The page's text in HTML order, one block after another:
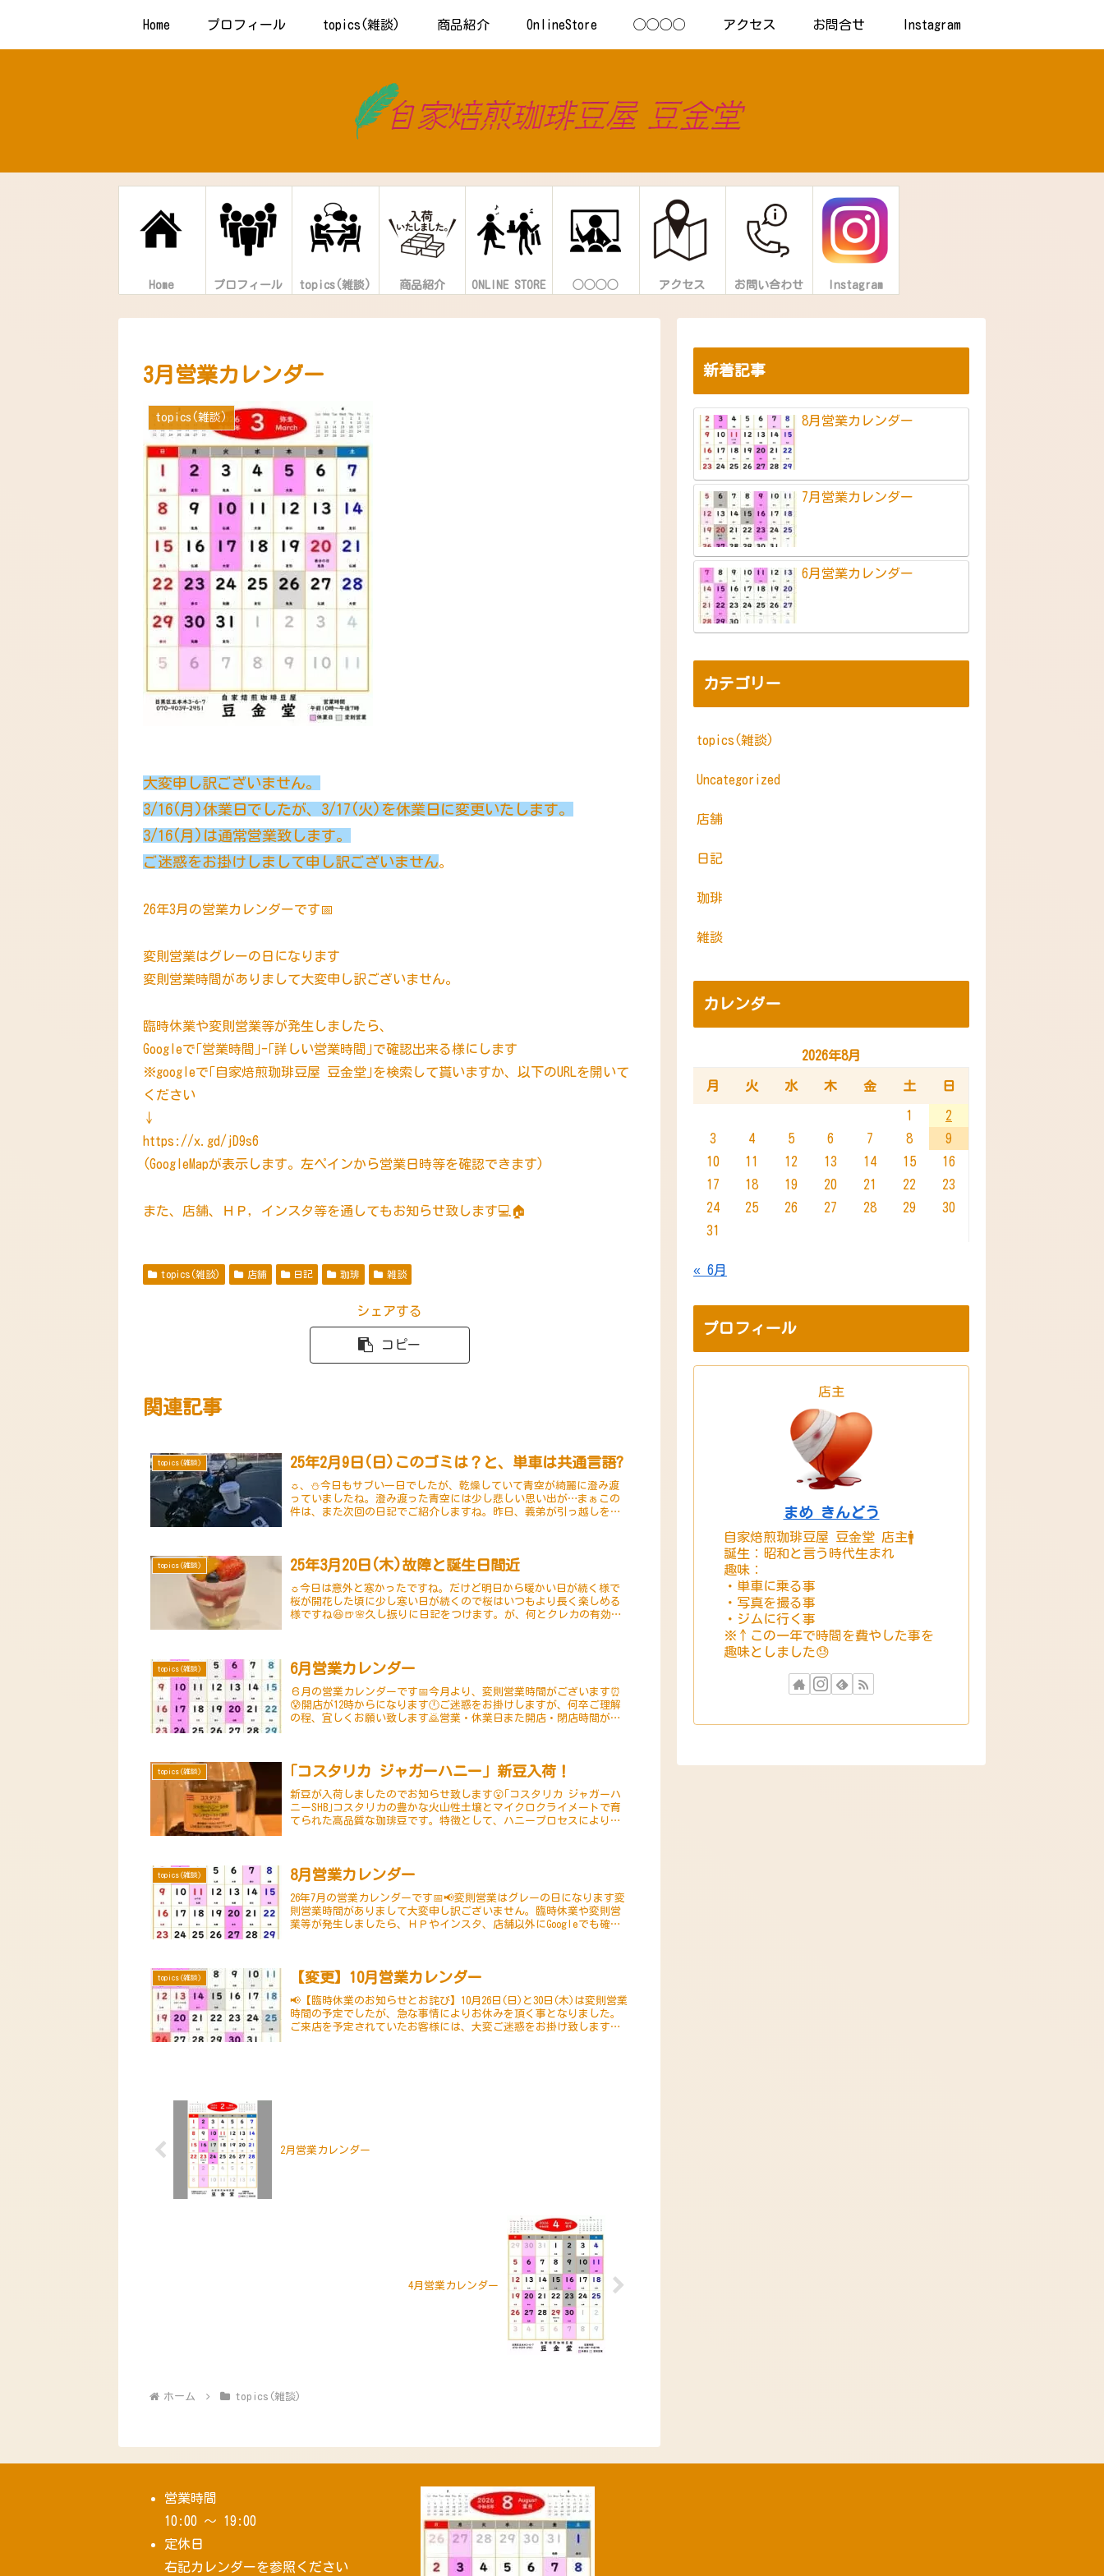
Home プロフィール topics(雑談) 商品紹介 OnlineStore ◯◯◯◯ アクセス お問合せ Instagram
Home プロフィール topics(雑談) 商品紹介 ONLINE STORE ◯◯◯◯ アクセス お問い合わせ Instagram
3月営業カレンダー
topics(雑談)
大変申し訳ございません。
3/16(月)休業日でしたが、3/17(火)を休業日に変更いたします。
3/16(月)は通常営業致します。
ご迷惑をお掛けしまして申し訳ございません。
26年3月の営業カレンダーです📅
変則営業はグレーの日になります
変則営業時間がありまして大変申し訳ございません。
臨時休業や変則営業等が発生しましたら、
Googleで｢営業時間｣-｢詳しい営業時間｣で確認出来る様にします
※googleで｢自家焙煎珈琲豆屋 豆金堂｣を検索して貰いますか、以下のURLを開いて
ください
↓
https://x.gd/jD9s6
(GoogleMapが表示します。左ペインから営業日時等を確認できます)
また、店舗、ＨＰ，インスタ等を通してもお知らせ致します💻🏠
topics(雑談) 店舗 日記 珈琲 雑談
シェアする
コピー
関連記事
topics(雑談) 25年2月9日(日)このゴミは？と、単車は共通言語?
☼、⛄今日もサブい一日でしたが、乾燥していて青空が綺麗に澄み渡
っていましたね。澄み渡った青空には少し悲しい思い出が…まぁこの
件は、また次回の日記でご紹介しますね。昨日、義弟が引っ越しをし
topics(雑談) 25年3月20日(木)故障と誕生日間近
☼今日は意外と寒かったですね。だけど明日から暖かい日が続く様で
桜が開花した頃に少し寒い日が続くので桜はいつもより長く楽しめる
様ですね😆🍺🌸久し振りに日記をつけます。が、何とクレカの有効期
topics(雑談) 6月営業カレンダー
６月の営業カレンダーです📅今月より、変則営業時間がございます⏰
😰開店が12時からになります🕛ご迷惑をお掛けしますが、何卒ご理解
の程、宜しくお願い致します🙇営業・休業日また開店・閉店時間が変
topics(雑談) ｢コスタリカ ジャガーハニー｣ 新豆入荷！
新豆が入荷しましたのでお知らせ致します😮｢コスタリカ ジャガーハ
ニーSHB｣コスタリカの豊かな火山性土壌とマイクロクライメートで育
てられた高品質な珈琲豆です。特徴として、ハニープロセスにより蜂
topics(雑談) 8月営業カレンダー
26年7月の営業カレンダーです📅📢変則営業はグレーの日になります変
則営業時間がありまして大変申し訳ございません。臨時休業や変則営
業等が発生しましたら、ＨＰやインスタ、店舗以外にGoogleでも確認
topics(雑談) 【変更】10月営業カレンダー
📢【臨時休業のお知らせとお詫び】10月26日(日)と30日(木)は変則営業
時間の予定でしたが、急な事情によりお休みを頂く事となりました。
ご来店を予定されていたお客様には、大変ご迷惑をお掛け致します
2月営業カレンダー
4月営業カレンダー
ホーム topics(雑談)
新着記事
8月営業カレンダー
7月営業カレンダー
6月営業カレンダー
カテゴリー
topics(雑談)
Uncategorized
店舗
日記
珈琲
雑談
カレンダー
2026年8月
月 火 水 木 金 土 日
1
2
3
4 5 6 7 8
9
10
11 12 13 14 15
16
17
18 19 20 21 22
23
24
25 26 27 28 29
30
31
« 6月
プロフィール
店主
まめ きんどう
自家焙煎珈琲豆屋 豆金堂 店主🚹
誕生：昭和と言う時代生まれ
趣味：
・単車に乗る事
・写真を撮る事
・ジムに行く事
※↑この一年で時間を費やした事を
趣味としました😓
営業時間
10:00 ～ 19:00
定休日
右記カレンダーを参照ください